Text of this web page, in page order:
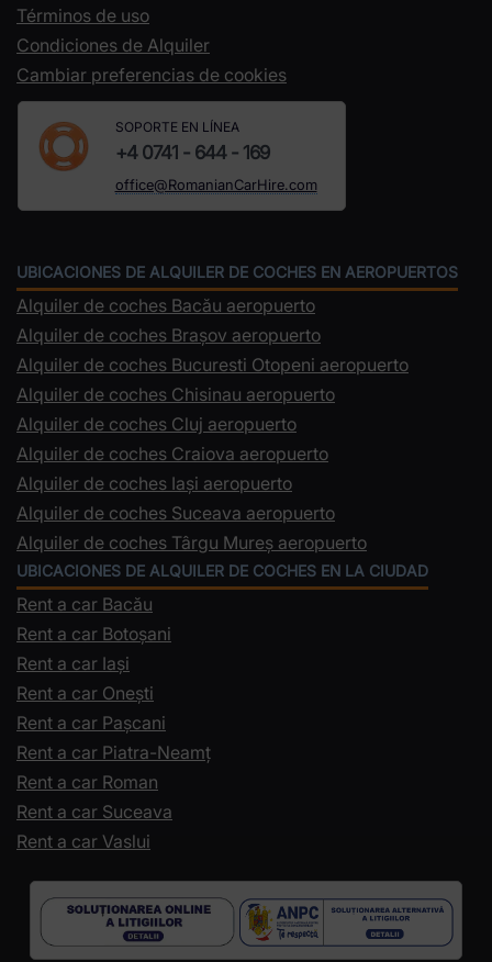
Términos de uso
Condiciones de Alquiler
Cambiar preferencias de cookies
SOPORTE EN LÍNEA
+4 0741 - 644 - 169
office@RomanianCarHire.com
UBICACIONES DE ALQUILER DE COCHES EN AEROPUERTOS
Alquiler de coches Bacău aeropuerto
Alquiler de coches Brașov aeropuerto
Alquiler de coches Bucuresti Otopeni aeropuerto
Alquiler de coches Chisinau aeropuerto
Alquiler de coches Cluj aeropuerto
Alquiler de coches Craiova aeropuerto
Alquiler de coches Iași aeropuerto
Alquiler de coches Suceava aeropuerto
Alquiler de coches Târgu Mureș aeropuerto
UBICACIONES DE ALQUILER DE COCHES EN LA CIUDAD
Rent a car Bacău
Rent a car Botoșani
Rent a car Iași
Rent a car Onești
Rent a car Pașcani
Rent a car Piatra-Neamț
Rent a car Roman
Rent a car Suceava
Rent a car Vaslui